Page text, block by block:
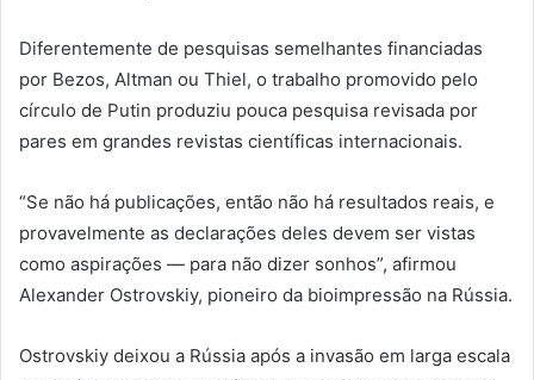
Diferentemente de pesquisas semelhantes financiadas
por Bezos, Altman ou Thiel, o trabalho promovido pelo
círculo de Putin produziu pouca pesquisa revisada por
pares em grandes revistas científicas internacionais.
“Se não há publicações, então não há resultados reais, e
provavelmente as declarações deles devem ser vistas
como aspirações — para não dizer sonhos”, afirmou
Alexander Ostrovskiy, pioneiro da bioimpressão na Rússia.
Ostrovskiy deixou a Rússia após a invasão em larga escala